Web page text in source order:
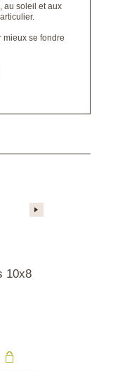
au soleil et aux
mieux se fondre
10x8